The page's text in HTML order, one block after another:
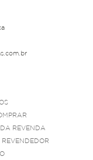
REVENDA
REVENDEDOR